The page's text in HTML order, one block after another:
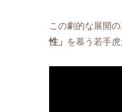
この劇的な展開
性」 を慕う若手